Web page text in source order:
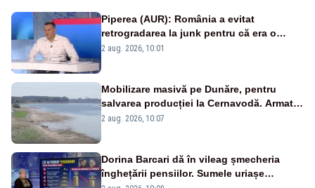
Piperea (AUR): România a evitat
retrogradarea la junk pentru că era o
catastrofă pentru bănci și fondurile de
2 aug. 2026, 10:01
Mobilizare masivă pe Dunăre, pentru
salvarea producției la Cernavodă. Armata
va detona o stâncă și va devia apa
2 aug. 2026, 10:07
Dorina Barcari dă în vileag șmecheria
înghețării pensiilor. Sumele uriașe